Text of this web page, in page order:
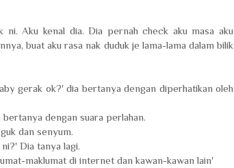
Aku kenal dia. Dia pernah check aku masa aku
buat aku rasa nak duduk je lama-lama dalam bilik
gerak ok?' dia bertanya dengan diperhatikan oleh
dengan suara perlahan.
dan senyum.
Dia tanya lagi.
maklumat di internet dan kawan-kawan lain'